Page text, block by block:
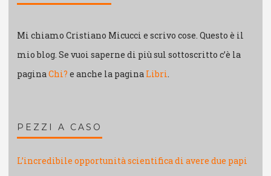
Mi chiamo Cristiano Micucci e scrivo cose. Questo è il
mio blog. Se vuoi saperne di più sul sottoscritto c’è la
paginaChi? e anche la pagina Libri.
PEZZI A CASO
L’incredibile opportunità scientifica di avere due papi